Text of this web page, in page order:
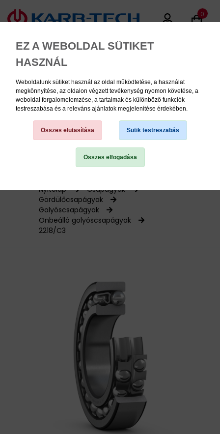
EZ A WEBOLDAL SÜTIKET
HASZNÁL
Weboldalunk sütiket használ az oldal működtetése, a használat
megkönnyítése, az oldalon végzett tevékenység nyomon követése, a
weboldal forgalomelemzése, a tartalmak és különböző funkciók
testreszabása és a releváns ajánlatok megjelenítése érdekében.
Összes elutasítása Sütik testreszabás
Összes elfogadása
0
MENU
KÉZISZERSZÁMOK
HAJTÁSTECHNIKA
VÁSÁRLÁSI INFORMÁCIÓK
Termékinformációk
Nyitólap
Csapágyak
Gördülőcsapágyak
Golyóscsapágyak
Önbeálló golyóscsapágyak
2218/C3